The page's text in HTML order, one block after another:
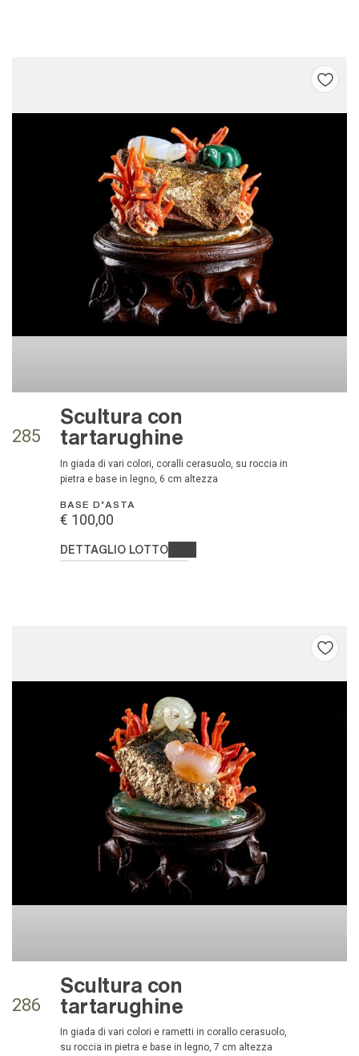
285
Scultura con
tartarughine
in giada di vari colori, coralli cerasuolo, su roccia in
pietra e base in legno, 6 cm altezza
BASE D'ASTA
€ 100,00
DETTAGLIO LOTTO
286
Scultura con
tartarughine
su roccia in pietra e base in legno, 7 cm altezza